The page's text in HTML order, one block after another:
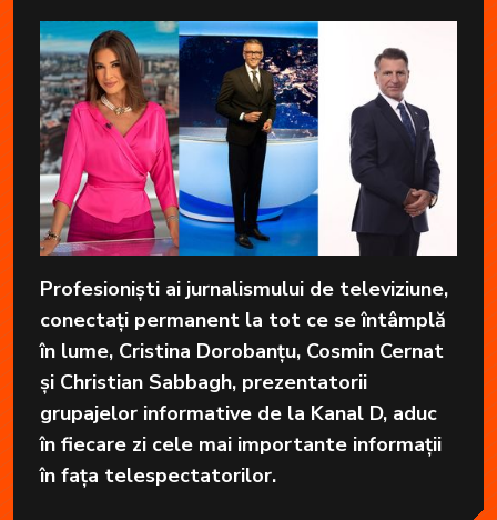
Profesioniști ai jurnalismului de televiziune,
conectați permanent la tot ce se întâmplă
în lume, Cristina Dorobanțu, Cosmin Cernat
și Christian Sabbagh, prezentatorii
grupajelor informative de la Kanal D, aduc
în fiecare zi cele mai importante informații
în fața telespectatorilor.